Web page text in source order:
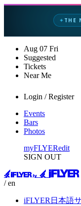
✦ THE
Aug 07 Fri
Suggested
Tickets
Near Me
Login / Register
Events
Bars
Photos
myFLYERedit
SIGN OUT
/ en
iFLYER日本語